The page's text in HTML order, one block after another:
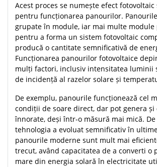
Acest proces se numește efect
pentru funcționarea panourilor.
grupate în module, iar mai multe module
pentru a forma un sistem fotovoltaic
producă o cantitate semnificativă de
Funcționarea panourilor fotovoltaice
mulți factori, inclusiv intensitatea luminii
de incidență al razelor solare și
De exemplu, panourile funcționează cel
condiții de soare direct, dar pot genera
înnorate, deși într-o măsură mai mică. De
tehnologia a evoluat semnificativ în
panourile moderne sunt mult mai
trecut, având capacitatea de a converti o
mare din energia solară în electricitate